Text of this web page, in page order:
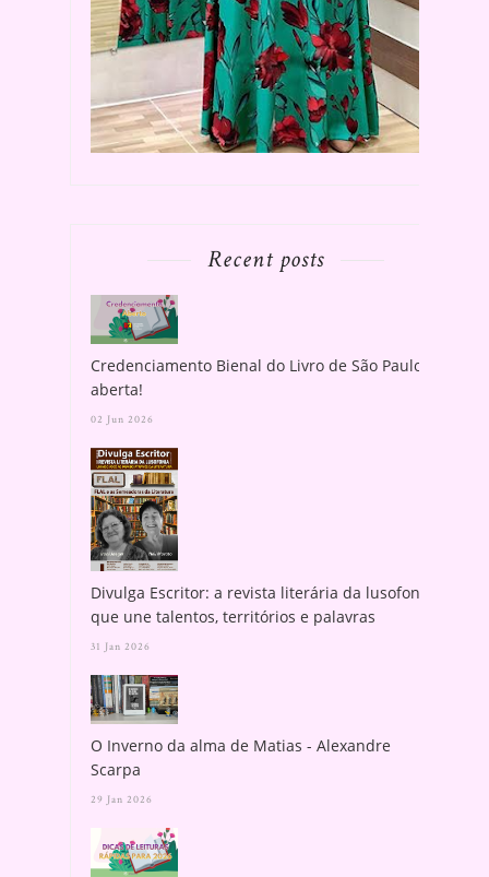
Recent posts
Credenciamento Bienal do Livro de São Paulo
aberta!
02 Jun 2026
Divulga Escritor: a revista literária da lusofonia
que une talentos, territórios e palavras
31 Jan 2026
O Inverno da alma de Matias - Alexandre
Scarpa
29 Jan 2026